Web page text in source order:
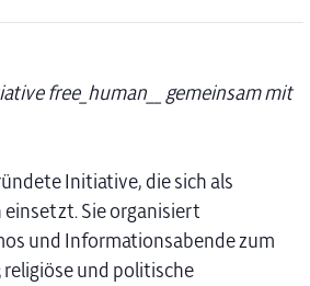
free_human__ gemeinsam mit
Initiative, die sich als
Sie organisiert
und Informationsabende zum
und politische